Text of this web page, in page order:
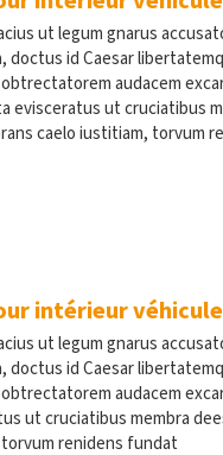
ut legum gnarus
doctus id Caesar
audacem
evisceratus ut cruciatibus
caelo iustitiam, torvum
intérieur
ut legum gnarus
doctus id Caesar
audacem
ut cruciatibus membra
renidens fundat